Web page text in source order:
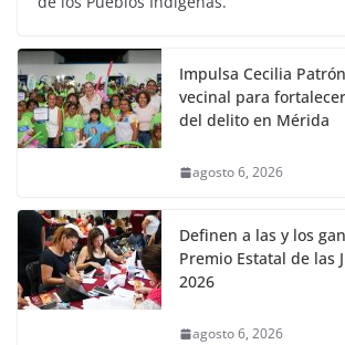
Impulsa Cecilia
vecinal para
del delito en Mérida
agosto 6, 2026
Definen a las y los
Premio Estatal de las
2026
agosto 6, 2026